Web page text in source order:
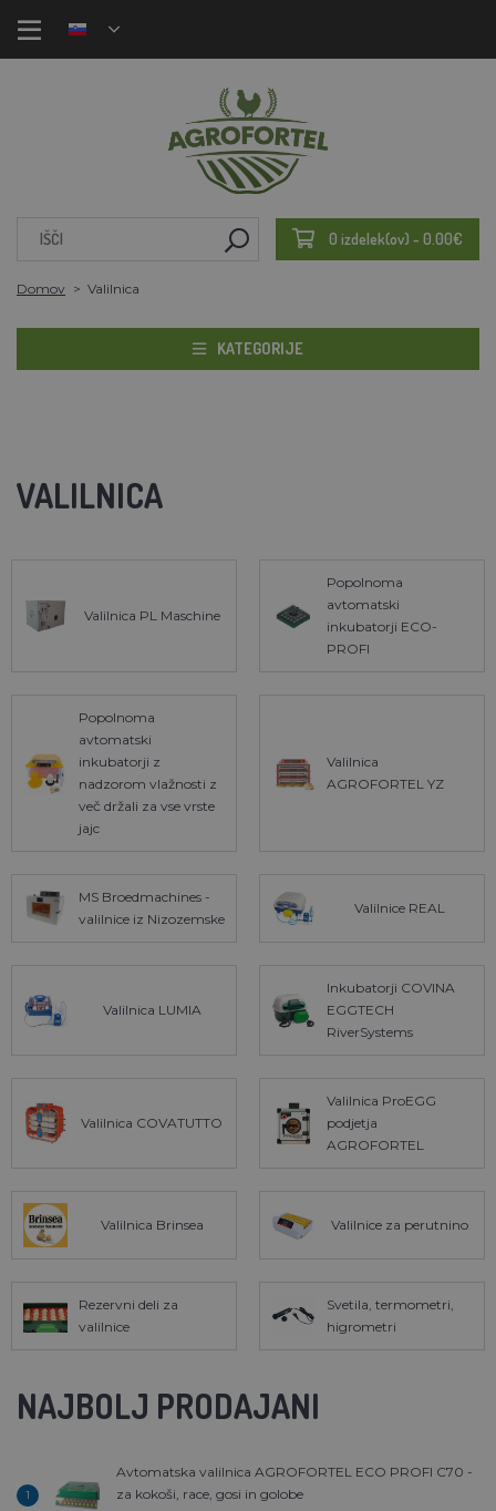
0 izdelek(ov) - 0.00€
Domov Valilnica
KATEGORIJE
VALILNICA
Valilnica PL Maschine
Popolnoma
avtomatski
inkubatorji ECO-
PROFI
Popolnoma
avtomatski
inkubatorji z
nadzorom vlažnosti z
več držali za vse vrste
jajc
Valilnica
AGROFORTEL YZ
MS Broedmachines -
valilnice iz Nizozemske
Valilnice REAL
Valilnica LUMIA
Inkubatorji COVINA
EGGTECH
RiverSystems
Valilnica COVATUTTO
Valilnica ProEGG
podjetja
AGROFORTEL
Valilnica Brinsea Valilnice za perutnino
Rezervni deli za
valilnice
Svetila, termometri,
higrometri
NAJBOLJ PRODAJANI
1
Avtomatska valilnica AGROFORTEL ECO PROFI C70 -
za kokoši, race, gosi in golobe